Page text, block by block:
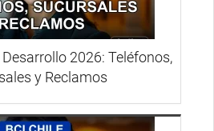
2026: Teléfonos,
y Reclamos